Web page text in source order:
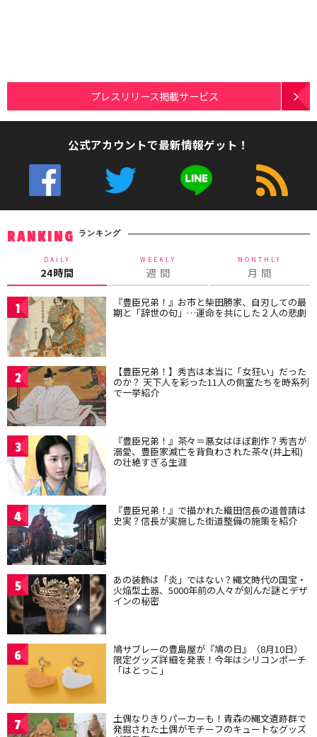
プレスリリース掲載サービス
公式アカウントで最新情報ゲット！
RANKING ランキング
DAILY
24時間
WEEKLY
週 間
MONTHLY
月 間
1 『豊臣兄弟！』お市と柴田勝家、自刃しての最
期と「辞世の句」…運命を共にした２人の悲劇
2 【豊臣兄弟！】秀吉は本当に「女狂い」だった
のか？ 天下人を彩った11人の側室たちを時系列
で一挙紹介
3 『豊臣兄弟！』茶々＝悪女はほぼ創作？秀吉が
溺愛、豊臣家滅亡を背負わされた茶々(井上和)
の壮絶すぎる生涯
4 『豊臣兄弟！』で描かれた織田信長の道普請は
史実？信長が実施した街道整備の施策を紹介
5 あの装飾は「炎」ではない？縄文時代の国宝・
火焔型土器、5000年前の人々が刻んだ謎とデザ
インの秘密
6 鳩サブレーの豊島屋が『鳩の日』（8月10日）
限定グッズ詳細を発表！今年はシリコンポーチ
「はとっこ」
7 土偶なりきりパーカーも！青森の縄文遺跡群で
発掘された土偶がモチーフのキュートなグッズ